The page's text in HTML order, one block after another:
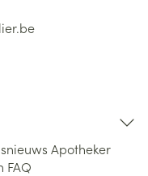
Apotheker
FAQ